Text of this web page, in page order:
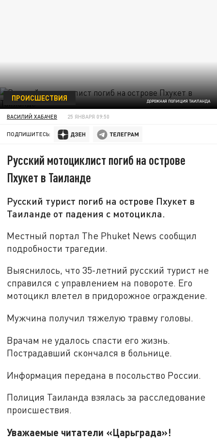
ДОРОЖНАЯ ПОЛИЦИЯ ТАИЛАНДА
ПРОИСШЕСТВИЯ
ВАСИЛИЙ ХАБАЧЕВ 25 ЯНВАРЯ 09:50
ПОДПИШИТЕСЬ:
Русский мотоциклист погиб на острове
Пхукет в Таиланде
Русский турист погиб на острове Пхукет в
Таиланде от падения с мотоцикла.
Местный портал The Phuket News сообщил
подробности трагедии.
Выяснилось, что 35-летний русский турист не
справился с управлением на повороте. Его
мотоцикл влетел в придорожное ограждение.
Мужчина получил тяжелую травму головы.
Врачам не удалось спасти его жизнь.
Пострадавший скончался в больнице.
Информация передана в посольство России.
Полиция Таиланда взялась за расследование
происшествия.
Уважаемые читатели «Царьграда»!